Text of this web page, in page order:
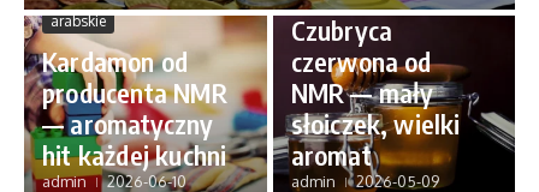
arabskie
Kardamon od
producenta NMR
— aromatyczny
hit każdej kuchni
admin 2026-06-10
Czubryca
czerwona od
NMR — mały
słoiczek, wielki
aromat
admin 2026-05-09